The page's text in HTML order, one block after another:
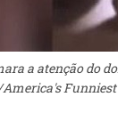
a atenção do
Funniest